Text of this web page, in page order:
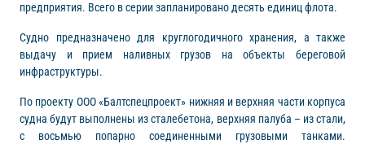
предприятия. Всего в серии запланировано десять единиц флота.
Судно предназначено для круглогодичного хранения, а также
выдачу и прием наливных грузов на объекты береговой
инфраструктуры.
По проекту ООО «Балтспецпроект» нижняя и верхняя части корпуса
судна будут выполнены из сталебетона, верхняя палуба – из стали,
с восьмью попарно соединенными грузовыми танками.